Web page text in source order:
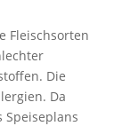
Fleischsorten
Die
Da
Speiseplans